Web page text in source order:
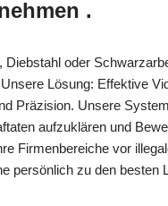
.
Diebstahl oder
Lösung: Effektive
Präzision. Unsere
aufzuklären und
Firmenbereiche vor
persönlich zu den besten